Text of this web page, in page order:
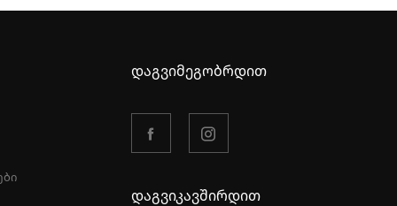
დაგვიმეგობრდით
დაგვიკავშირდით